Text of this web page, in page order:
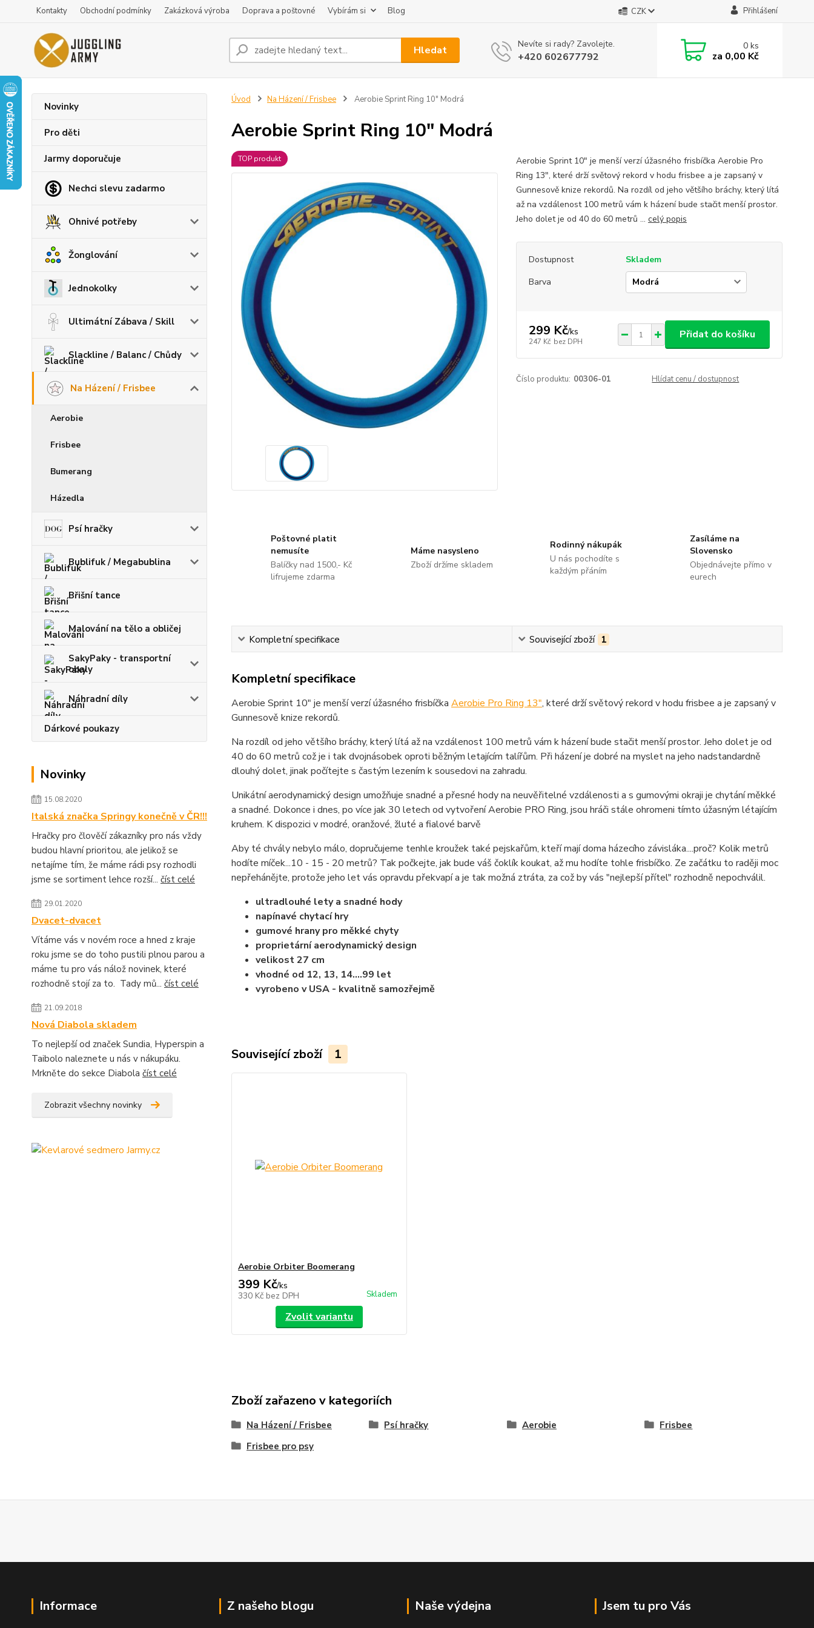
Kontakty Obchodní podmínky Zakázková výroba Doprava a poštovné Vybírám si Blog CZK Přihlášení
Hledat Nevíte si rady? Zavolejte.
+420 602677792
0ks
za 0,00 Kč
Novinky
Pro děti
Jarmy doporučuje
Nechci slevu zadarmo
Ohnivé potřeby
Žonglování
Jednokolky
Ultimátní Zábava / Skill
Slackline / Balanc / Chůdy
Na Házení / Frisbee
Aerobie
Frisbee
Bumerang
Házedla
Psí hračky
Bublifuk / Megabublina
Břišní tance
Malování na tělo a obličej
SakyPaky - transportní
obaly
Náhradní díly
Dárkové poukazy
Novinky
15.08.2020
Italská značka Springy konečně v ČR!!!
Hračky pro člověčí zákazníky pro nás vždy
budou hlavní prioritou, ale jelikož se
netajíme tím, že máme rádi psy rozhodli
jsme se sortiment lehce rozší... číst celé
29.01.2020
Dvacet-dvacet
Vítáme vás v novém roce a hned z kraje
roku jsme se do toho pustili plnou parou a
máme tu pro vás nálož novinek, které
rozhodně stojí za to. Tady mů... číst celé
21.09.2018
Nová Diabola skladem
To nejlepší od značek Sundia, Hyperspin a
Taibolo naleznete u nás v nákupáku.
Mrkněte do sekce Diabola číst celé
Zobrazit všechny novinky
Úvod Na Házení / Frisbee Aerobie Sprint Ring 10" Modrá
Aerobie Sprint Ring 10" Modrá
TOP produkt
Aerobie Sprint 10" je menší verzí úžasného frisbíčka Aerobie Pro
Ring 13", které drží světový rekord v hodu frisbee a je zapsaný v
Gunnesově knize rekordů. Na rozdíl od jeho většího bráchy, který lítá
až na vzdálenost 100 metrů vám k házení bude stačit menší prostor.
Jeho dolet je od 40 do 60 metrů ... celý popis
Dostupnost
Skladem
Barva
299 Kč/ks
247 Kč bez DPH
Přidat do košíku
Číslo produktu: 00306-01 Hlídat cenu / dostupnost
Poštovné platit
nemusíte
Balíčky nad 1500,- Kč
lifrujeme zdarma
Máme nasysleno
Zboží držíme skladem
Rodinný nákupák
U nás pochodíte s
každým přáním
Zasíláme na
Slovensko
Objednávejte přímo v
eurech
Kompletní specifikace Související zboží 1
Kompletní specifikace
Aerobie Sprint 10" je menší verzí úžasného frisbíčka Aerobie Pro Ring 13", které drží světový rekord v hodu frisbee a je zapsaný v
Gunnesově knize rekordů.
Na rozdíl od jeho většího bráchy, který lítá až na vzdálenost 100 metrů vám k házení bude stačit menší prostor. Jeho dolet je od
40 do 60 metrů což je i tak dvojnásobek oproti běžným letajícím talířům. Při házení je dobré na myslet na jeho nadstandardně
dlouhý dolet, jinak počítejte s častým lezením k sousedovi na zahradu.
Unikátní aerodynamický design umožňuje snadné a přesné hody na neuvěřitelné vzdálenosti a s gumovými okraji je chytání měkké
a snadné. Dokonce i dnes, po více jak 30 letech od vytvoření Aerobie PRO Ring, jsou hráči stále ohromeni tímto úžasným létajícím
kruhem. K dispozici v modré, oranžové, žluté a fialové barvě
Aby té chvály nebylo málo, dopručujeme tenhle kroužek také pejskařům, kteří mají doma házecího závisláka....proč? Kolik metrů
hodíte míček...10 - 15 - 20 metrů? Tak počkejte, jak bude váš čoklík koukat, až mu hodíte tohle frisbíčko. Ze začátku to raději moc
nepřehánějte, protože jeho let vás opravdu překvapí a je tak možná ztráta, za což by vás "nejlepší přítel" rozhodně nepochválil.
ultradlouhé lety a snadné hody
napínavé chytací hry
gumové hrany pro měkké chyty
proprietární aerodynamický design
velikost 27 cm
vhodné od 12, 13, 14....99 let
vyrobeno v USA - kvalitně samozřejmě
Související zboží 1
Aerobie Orbiter Boomerang
399 Kč/ks
330 Kč bez DPH Skladem
Zvolit variantu
Zboží zařazeno v kategoriích
Na Házení / Frisbee Psí hračky Aerobie
Frisbee
Frisbee pro psy
Informace Z našeho blogu Naše výdejna Jsem tu pro Vás